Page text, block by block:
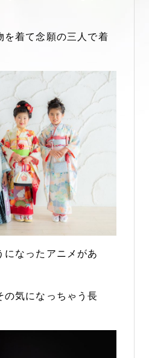
を着て念願の三人で着
になったアニメがあ
の気になっちゃう長